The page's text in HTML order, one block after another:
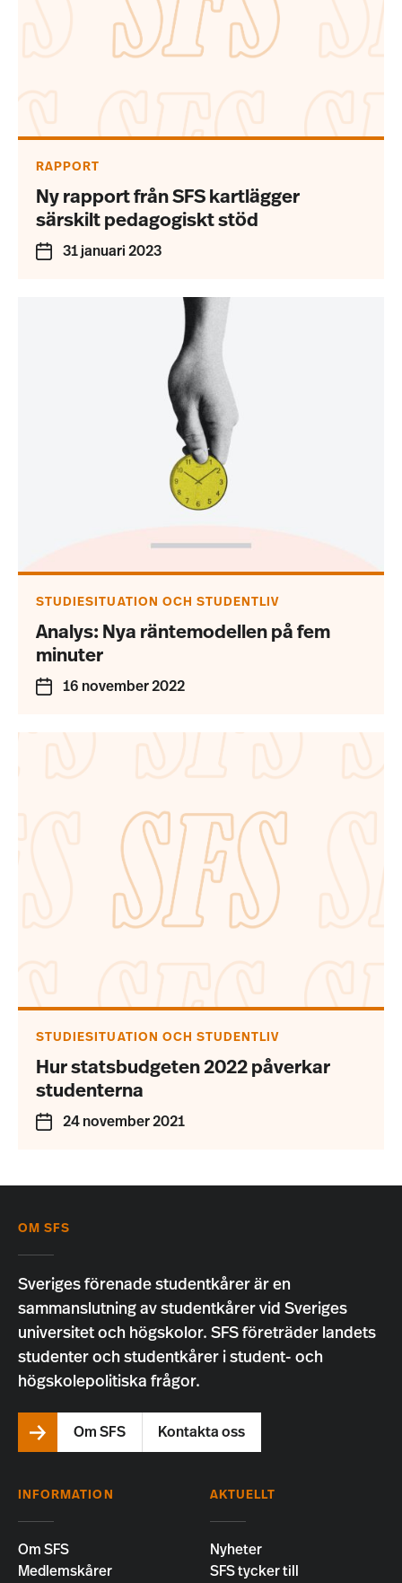
RAPPORT
Ny rapport från SFS kartlägger
särskilt pedagogiskt stöd
31 januari 2023
STUDIESITUATION OCH STUDENTLIV
Analys: Nya räntemodellen på fem
minuter
16 november 2022
STUDIESITUATION OCH STUDENTLIV
Hur statsbudgeten 2022 påverkar
studenterna
24 november 2021
OM SFS
Sveriges förenade studentkårer är en
sammanslutning av studentkårer vid Sveriges
universitet och högskolor. SFS företräder landets
studenter och studentkårer i student- och
högskolepolitiska frågor.
Om SFS Kontakta oss
INFORMATION
Om SFS
Medlemskårer
AKTUELLT
Nyheter
SFS tycker till